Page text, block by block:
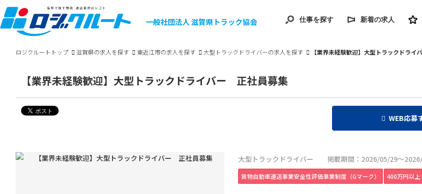
一般社団法人 滋賀県トラック協会 仕事を探す 新着の求人
ロジクルートトップ 滋賀県の求人を探す 東近江市の求人を探す 大型トラックドライバーの求人を探す 【業界未経験歓迎】大型トラックドライ
【業界未経験歓迎】大型トラックドライバー 正社員募集
WEB応募
大型トラックドライバー 掲載期間：2026/05/29～
貨物自動車運送事業安全性評価事業制度（Gマーク） 400万円以上